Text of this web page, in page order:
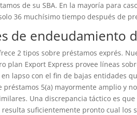
de su SBA. En la mayoría para
36 muchísimo tiempo después de
de endeudamiento
2 tipos sobre préstamos exprés.
plan Export Express provee líneas
lapso con el fin de bajas entidades
préstamos 5(a) mayormente amplio y
Una discrepancia táctico es
resulta suficientemente pronto cual los